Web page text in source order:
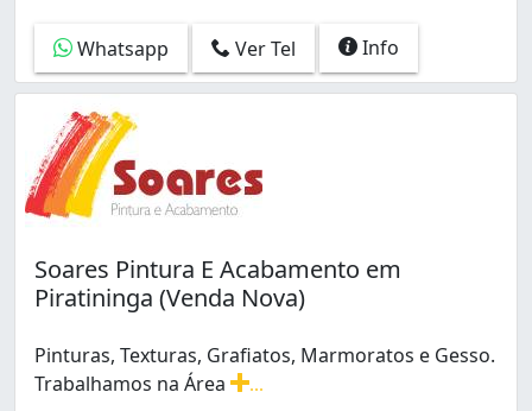
Whatsapp Ver Tel Info
Soares Pintura E Acabamento em
Piratininga (Venda Nova)
Pinturas, Texturas, Grafiatos, Marmoratos e Gesso.
Trabalhamos na Área